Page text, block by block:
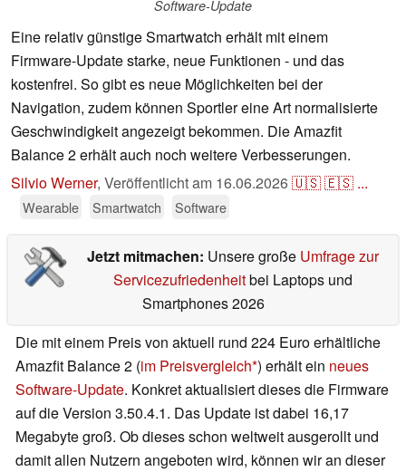
Software-Update
Eine relativ günstige Smartwatch erhält mit einem
Firmware-Update starke, neue Funktionen - und das
kostenfrei. So gibt es neue Möglichkeiten bei der
Navigation, zudem können Sportler eine Art normalisierte
Geschwindigkeit angezeigt bekommen. Die Amazfit
Balance 2 erhält auch noch weitere Verbesserungen.
Silvio Werner, Veröffentlicht am 16.06.2026🇺🇸🇪🇸 ...
Wearable Smartwatch Software
Jetzt mitmachen: Unsere große Umfrage zur
Servicezufriedenheitbei Laptops und
Smartphones 2026
Die mit einem Preis von aktuell rund 224 Euro erhältliche
Amazfit Balance 2 (im Preisvergleich ) erhält ein neues
Software-Update. Konkret aktualisiert dieses die Firmware
auf die Version 3.50.4.1. Das Update ist dabei 16,17
Megabyte groß. Ob dieses schon weltweit ausgerollt und
damit allen Nutzern angeboten wird, können wir an dieser